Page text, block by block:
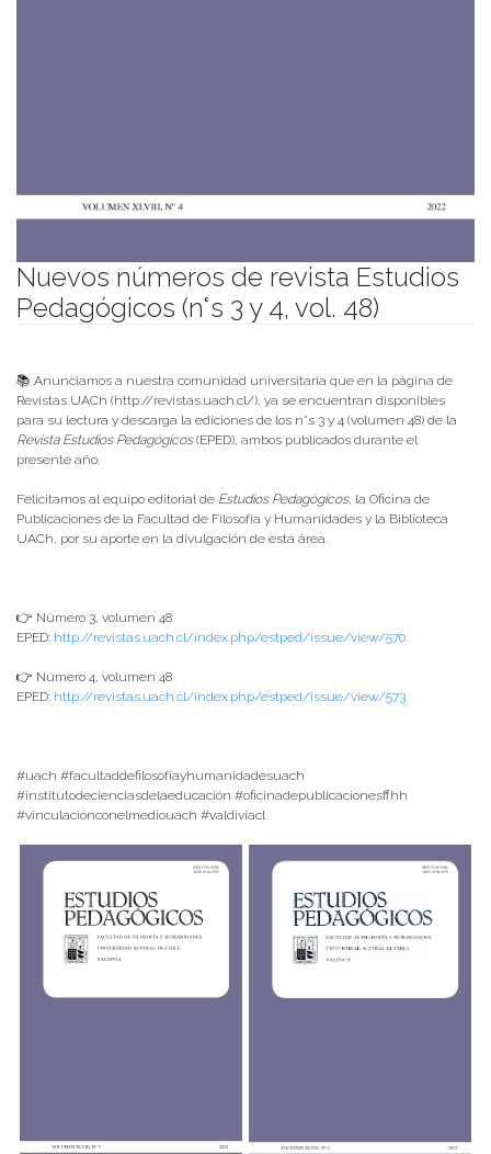
Nuevos números de revista Estudios
Pedagógicos (n°s 3 y 4, vol. 48)
📚 Anunciamos a nuestra comunidad universitaria que en la página de
Revistas UACh (http://revistas.uach.cl/), ya se encuentran disponibles
para su lectura y descarga la ediciones de los n°s 3 y 4 (volumen 48) de la
Revista Estudios Pedagógicos(EPED), ambos publicados durante el
presente año.
Felicitamos al equipo editorial de Estudios Pedagógicos, la Oficina de
Publicaciones de la Facultad de Filosofía y Humanidades y la Biblioteca
UACh, por su aporte en la divulgación de esta área.
👉 Número 3, volumen 48
EPED: http://revistas.uach.cl/index.php/estped/issue/view/570
👉 Número 4, volumen 48
EPED: http://revistas.uach.cl/index.php/estped/issue/view/573
#uach #facultaddefilosofíayhumanidadesuach
#institutodecienciasdelaeducación #oficinadepublicacionesffhh
#vinculaciónconelmediouach #valdiviacl